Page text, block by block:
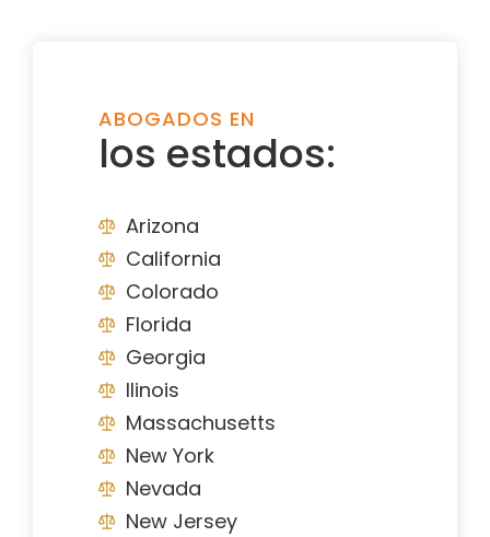
ABOGADOS EN
los estados:
Arizona
California
Colorado
Florida
Georgia
Ilinois
Massachusetts
New York
Nevada
New Jersey